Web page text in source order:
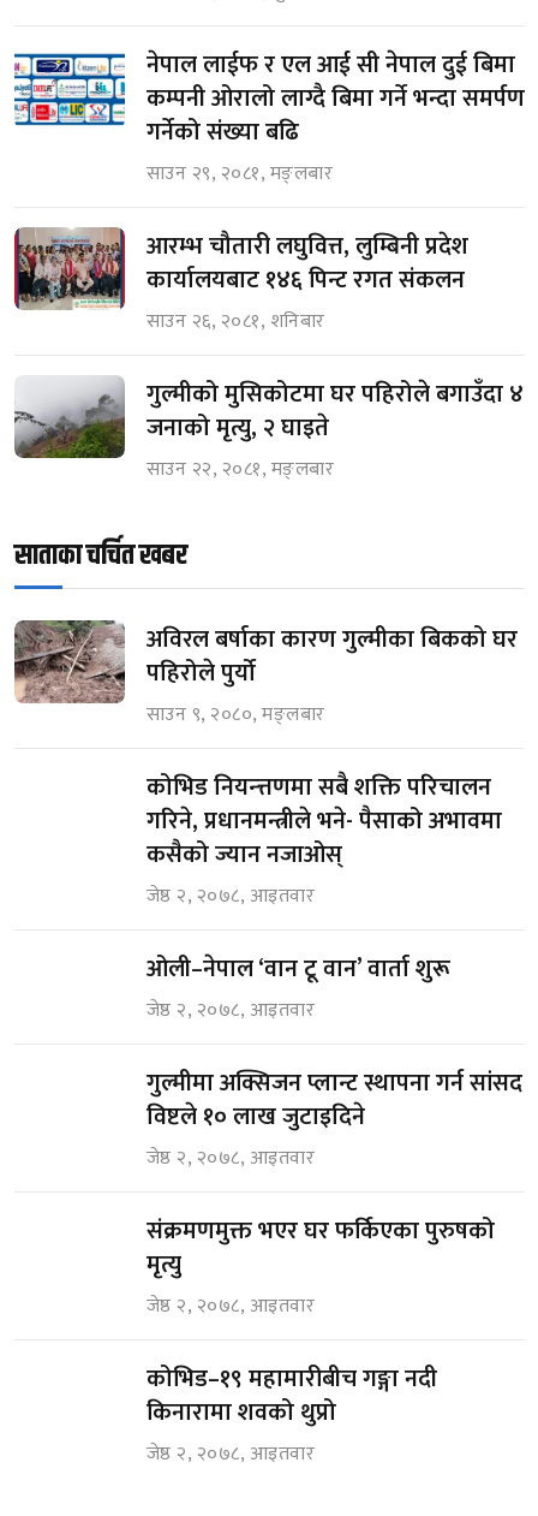
नेपाल लाईफ र एल आई सी नेपाल दुई बिमा
कम्पनी ओरालो लाग्दै बिमा गर्ने भन्दा समर्पण
गर्नेको संख्या बढि
साउन २९, २०८१, मङ्लबार
आरम्भ चौतारी लघुवित्त, लुम्बिनी प्रदेश
कार्यालयबाट १४६ पिन्ट रगत संकलन
साउन २६, २०८१, शनिबार
गुल्मीको मुसिकोटमा घर पहिरोले बगाउँदा ४
जनाको मृत्यु, २ घाइते
साउन २२, २०८१, मङ्लबार
साताका चर्चित खबर
अविरल बर्षाका कारण गुल्मीका बिकको घर
पहिरोले पुर्यो
साउन ९, २०८०, मङ्लबार
कोभिड नियन्त्तणमा सबै शक्ति परिचालन
गरिने, प्रधानमन्त्रीले भने- पैसाको अभावमा
कसैको ज्यान नजाओस्
जेष्ठ २, २०७८, आइतवार
ओली–नेपाल ‘वान टू वान’ वार्ता शुरू
जेष्ठ २, २०७८, आइतवार
गुल्मीमा अक्सिजन प्लान्ट स्थापना गर्न सांसद
विष्टले १० लाख जुटाइदिने
जेष्ठ २, २०७८, आइतवार
संक्रमणमुक्त भएर घर फर्किएका पुरुषको
मृत्यु
जेष्ठ २, २०७८, आइतवार
कोभिड–१९ महामारीबीच गङ्गा नदी
किनारामा शवको थुप्रो
जेष्ठ २, २०७८, आइतवार